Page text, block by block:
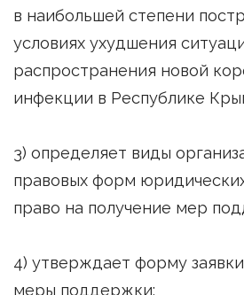
в наибольшей степени
условиях ухудшения
распространения новой
инфекции в Республике
3) определяет виды
правовых форм
право на получение мер
4) утверждает форму
меры поддержки;